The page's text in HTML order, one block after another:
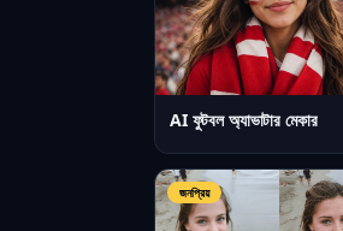
AI ফুটবল অ্যাভাটার মেকার
জনপ্রিয়